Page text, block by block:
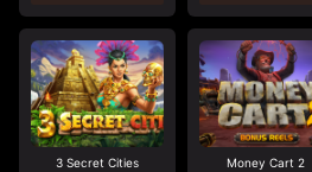
3 Secret Cities Money Cart 2